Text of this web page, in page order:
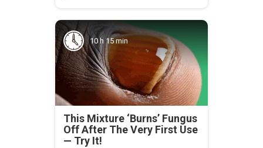
10 h 15 min
This Mixture ‘Burns’ Fungus
Off After The Very First Use
— Try It!